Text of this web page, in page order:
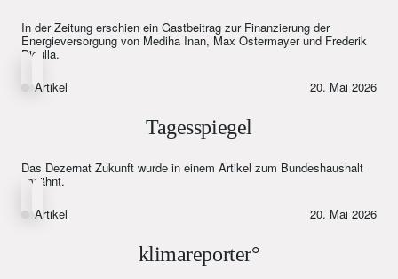
In der Zeitung erschien ein Gastbeitrag zur Finanzierung der
Energieversorgung von Mediha Inan, Max Ostermayer und Frederik
Digulla.
Artikel
20. Mai 2026
Tagesspiegel
Das Dezernat Zukunft wurde in einem Artikel zum Bundeshaushalt
erwähnt.
Artikel
20. Mai 2026
klimareporter°